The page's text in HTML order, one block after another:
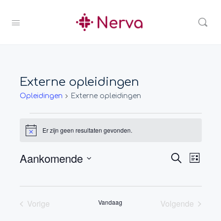
Externe opleidingen
Opleidingen Externe opleidingen
BerichtEr zijn geen resultaten gevonden.
en
Zoeken
Lijst
Aankomende
een
datum.
Vorige
Vandaag
Volgende